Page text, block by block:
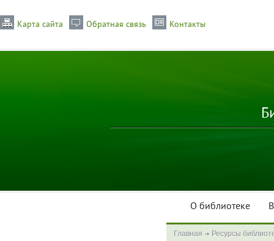
Карта сайта Обратная связь Контакты
О библиотеке
Главная Ресурсы